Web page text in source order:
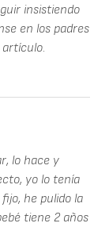
insistiendo
en los padres
lo hace y
yo lo tenía
he pulido la
tiene 2 años